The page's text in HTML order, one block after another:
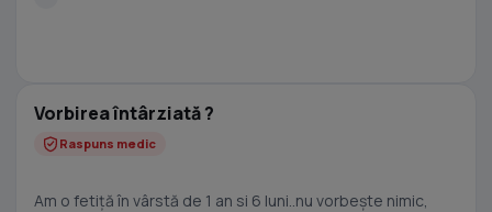
Vorbirea întârziată ?
Raspuns medic
Am o fetiță în vârstă de 1 an si 6 luni..nu vorbește nimic,